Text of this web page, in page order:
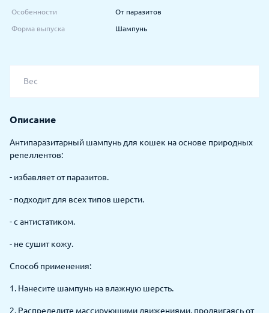
Особенности От паразитов
Форма выпуска Шампунь
Вес
Описание
Антипаразитарный шампунь для кошек на основе природных
репеллентов:
- избавляет от паразитов.
- подходит для всех типов шерсти.
- с антистатиком.
- не сушит кожу.
Способ применения:
1. Нанесите шампунь на влажную шерсть.
2. Распределите массирующими движениями, продвигаясь от